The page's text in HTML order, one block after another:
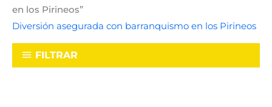
en los Pirineos”
Diversión asegurada con barranquismo en los Pirineos
FILTRAR